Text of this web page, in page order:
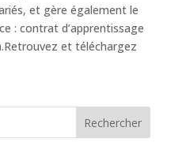
et gère également le
: contrat d’apprentissage
et téléchargez
Rechercher